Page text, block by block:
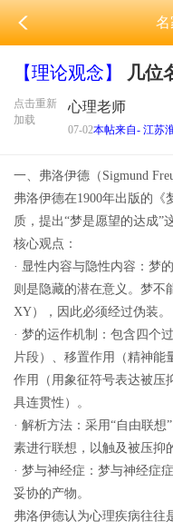
【理论观念】 几位
点击重新
加载
心理老师
07-02本帖来自- 江苏
一、弗洛伊德（Sigmund
弗洛伊德在1900年出版的
质，提出“梦是愿望的达成”
核心观点：
· 显性内容与隐性内容：梦
则是隐藏的潜在意义。梦不
XY），因此必须经过伪装。
· 梦的运作机制：包含四
片段）、移置作用（精神能
作用（用象征符号表达被压
具连贯性）。
· 解析方法：采用“自由联
素进行联想，以触及被压抑
· 梦与神经症：梦与神经症
妥协的产物。
弗洛伊德认为心理疾病往往